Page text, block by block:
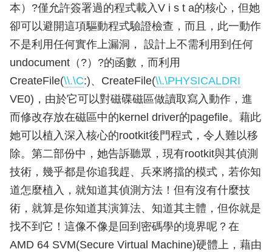
本）?僅允許簽署過的程式載入V i s t a的核心，但她
卻可以避開這項驅動程式驗證檢查，而且，此一動作
不是利用任何實作上漏洞， 設計上不需利用到任何
undocument（?）?的函數，而利用
CreateFile(\\.\C:)、CreateFile(\\.\PHYSICALDRI
VE0)，由於它可以對磁碟磁區做讀取寫入動作，進
而修改存放在磁區中的kernel driver的pagefile。藉此
她可以植入深入核心的rootkit後門程式，令人難以移
除。第二部份中，她告訴聽眾，現有rootkit與其偵測
技術，幾乎都是你追我趕、兵來將擋的模式，若你知
道怎麼植入，就知道其偵測方法！但有沒有什麼技
術，就算是你知道其演算法、知道其主體，但你就是
找不到它！這像不像是回到密碼學的境界呢？在
AMD 64 SVM(Secure Virtual Machine)硬體上，藉由